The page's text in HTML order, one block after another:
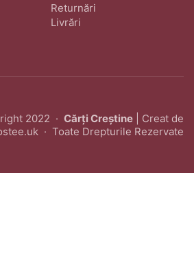
Returnări
Livrări
2022 · Cărți Creștine | Creat de
· Toate Drepturile Rezervate